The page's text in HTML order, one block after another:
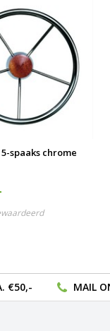
spaaks chrome
€50,- MAIL